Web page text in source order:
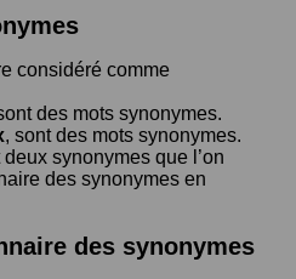
considéré comme
des mots synonymes.
, sont des mots synonymes.
deux synonymes que l’on
des synonymes en
des synonymes